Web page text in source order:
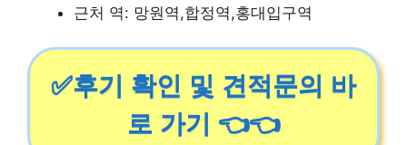
근처 역: 망원역,합정역,홍대입구역
✅후기 확인 및 견적문의 바
로 가기 👈👈